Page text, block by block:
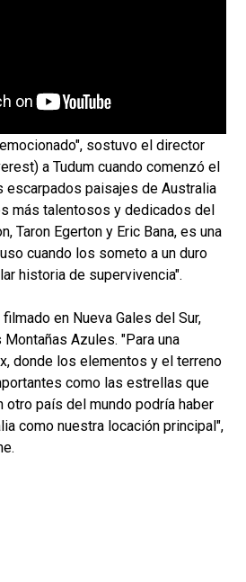
sostuvo el director
a Tudum cuando comenzó el
escarpados paisajes de Australia
más talentosos y dedicados del
Taron Egerton y Eric Bana, es una
cuando los someto a un duro
historia de supervivencia".
en Nueva Gales del Sur,
Azules. "Para una
donde los elementos y el terreno
como las estrellas que
otro país del mundo podría haber
como nuestra locación principal",